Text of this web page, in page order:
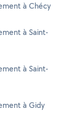
à Chécy
à Saint-
à Saint-
à Gidy